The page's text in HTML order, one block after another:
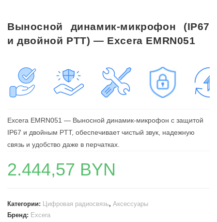
Выносной динамик-микрофон (IP67
и двойной PTT) — Excera EMRN051
Excera EMRN051 — Выносной динамик-микрофон с защитой
IP67 и двойным PTT, обеспечивает чистый звук, надежную
связь и удобство даже в перчатках.
2.444,57 BYN
Категории: Цифровая радиосвязь, Аксессуары
Бренд: Excera